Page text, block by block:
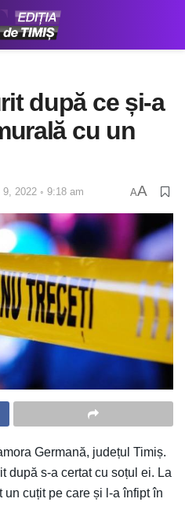
după ce și-a
cu un
2022 ◦ 9:18 am AA
Germană, județul Timiș.
după s-a certat cu soțul ei. La
un cuțit pe care și l-a înfipt în